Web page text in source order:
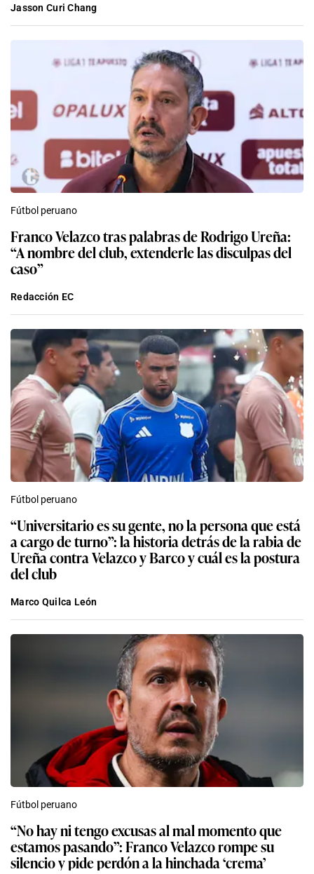
Jasson Curi Chang
Fútbol peruano
Franco Velazco tras palabras de Rodrigo Ureña:
“A nombre del club, extenderle las disculpas del
caso”
Redacción EC
Fútbol peruano
“Universitario es su gente, no la persona que está
a cargo de turno”: la historia detrás de la rabia de
Ureña contra Velazco y Barco y cuál es la postura
del club
Marco Quilca León
Fútbol peruano
“No hay ni tengo excusas al mal momento que
estamos pasando”: Franco Velazco rompe su
silencio y pide perdón a la hinchada ‘crema’